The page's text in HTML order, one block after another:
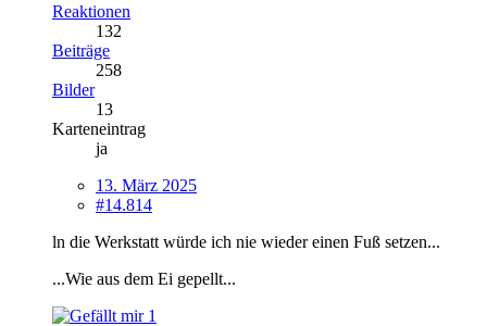
Reaktionen
132
Beiträge
258
Bilder
13
Karteneintrag
ja
13. März 2025
#14.814
ln die Werkstatt würde ich nie wieder einen Fuß setzen...
...Wie aus dem Ei gepellt...
1